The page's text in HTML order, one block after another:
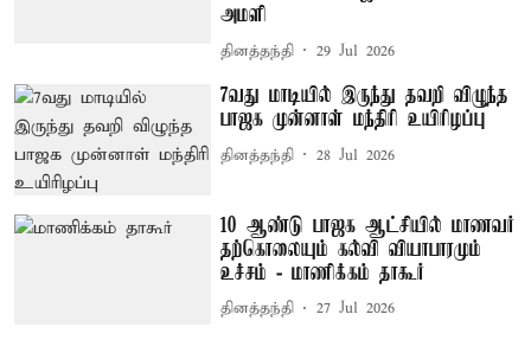
அமளி
தினத்தந்தி 29 Jul 2026
7வது மாடியில் இருந்து தவறி விழுந்த
பாஜக முன்னாள் மந்திரி உயிரிழப்பு
தினத்தந்தி 28 Jul 2026
10 ஆண்டு பாஜக ஆட்சியில் மாணவர்
தற்கொலையும் கல்வி வியாபாரமும்
உச்சம் - மாணிக்கம் தாகூர்
தினத்தந்தி 27 Jul 2026